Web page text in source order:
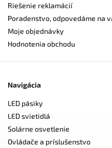
Riešenie reklamácií
Poradenstvo, odpovedáme na
Moje objednávky
Hodnotenia obchodu
Navigácia
LED pásiky
LED svietidlá
Solárne osvetlenie
Ovládače a príslušenstvo